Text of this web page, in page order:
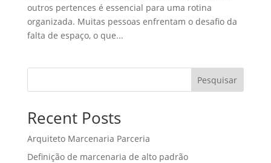
outros pertences é essencial para uma rotina
organizada. Muitas pessoas enfrentam o desafio da
falta de espaço, o que...
Pesquisar
Recent Posts
Arquiteto Marcenaria Parceria
Definição de marcenaria de alto padrão